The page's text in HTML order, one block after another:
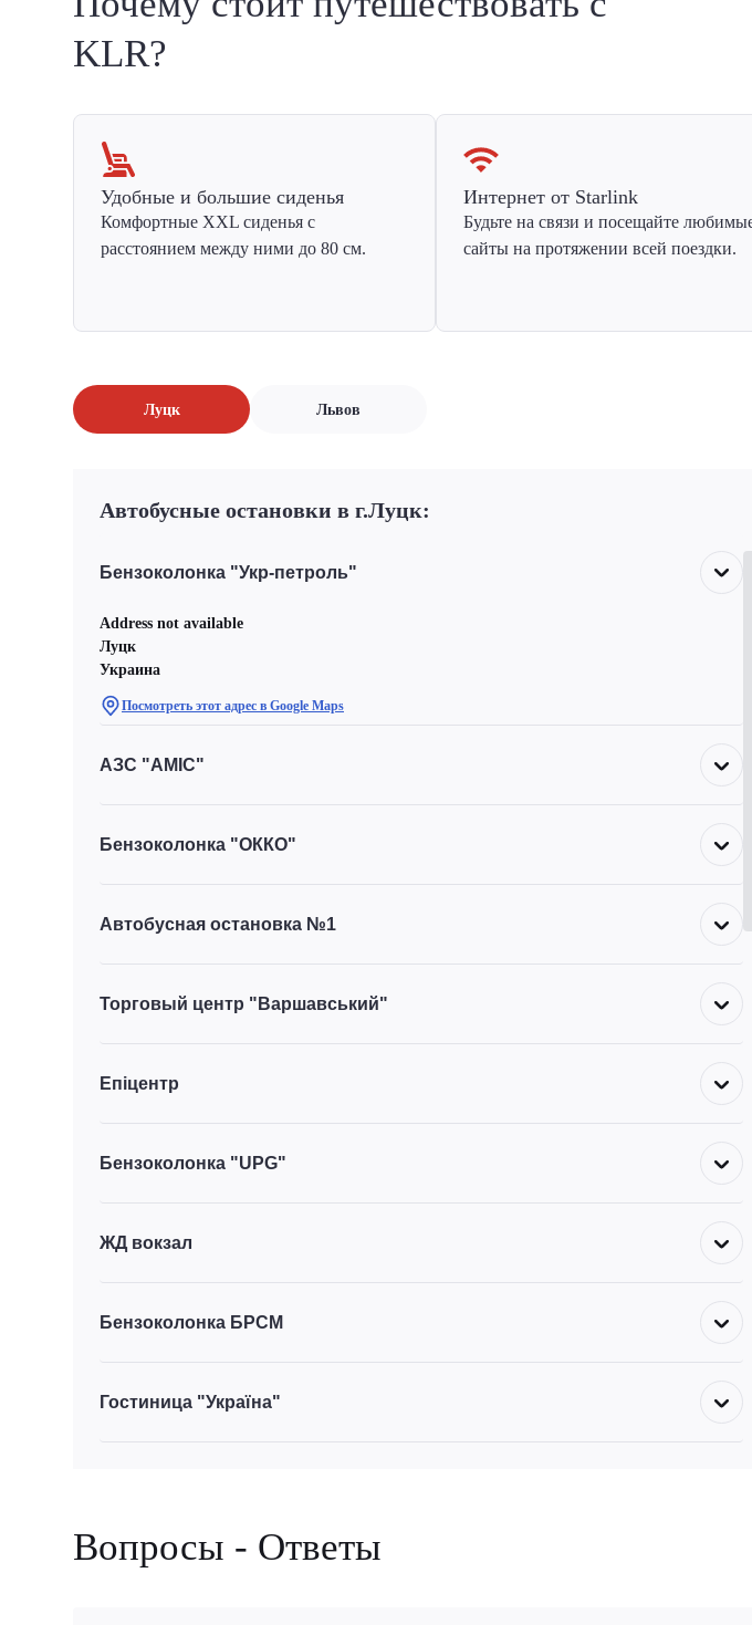
KLR?
Удобные и большие сиденья
Комфортные XXL сиденья с
расстоянием между ними до 80 см.
Интернет от Starlink
Будьте на связи и посещайте
сайты на протяжении всей поездки.
Луцк Львов
Автобусные остановки в г.Луцк:
Бензоколонка "Укр-петроль"
Address not available
Луцк
Украина
Посмотреть этот адрес в Google Maps
АЗС "AMIC"
Бензоколонка "ОККО"
Автобусная остановка №1
Торговый центр "Варшавський"
Епіцентр
Бензоколонка "UPG"
ЖД вокзал
Бензоколонка БРСМ
Гостиница "Україна"
Вопросы - Ответы